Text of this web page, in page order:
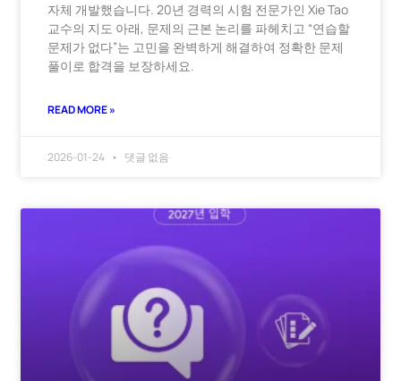
자체 개발했습니다. 20년 경력의 시험 전문가인 Xie Tao
교수의 지도 아래, 문제의 근본 논리를 파헤치고 “연습할
문제가 없다”는 고민을 완벽하게 해결하여 정확한 문제
풀이로 합격을 보장하세요.
READ MORE »
2026-01-24 댓글 없음